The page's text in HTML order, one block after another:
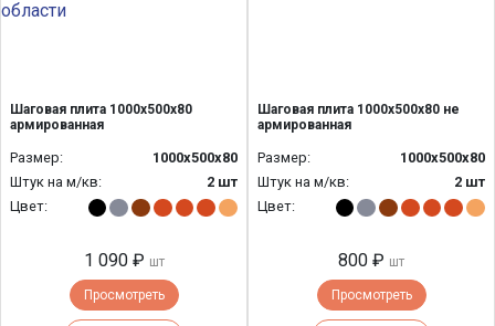
Шаговая плита 1000х500х80
армированная
Размер:
1000х500х80
Штук на м/кв:
2 шт
Цвет:
1 090 ₽ шт
Просмотреть
Шаговая плита 1000х500х80 не
армированная
Размер:
1000х500х80
Штук на м/кв:
2 шт
Цвет:
800 ₽ шт
Просмотреть